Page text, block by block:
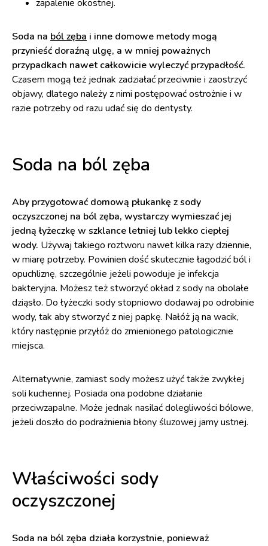
zapalenie okostnej.
Soda na ból zęba i inne domowe metody mogą
przynieść doraźną ulgę, a w mniej poważnych
przypadkach nawet całkowicie wyleczyć przypadłość.
Czasem mogą też jednak zadziałać przeciwnie i zaostrzyć
objawy, dlatego należy z nimi postępować ostrożnie i w
razie potrzeby od razu udać się do dentysty.
Soda na ból zęba
Aby przygotować domową płukankę z sody
oczyszczonej na ból zęba, wystarczy wymieszać jej
jedną łyżeczkę w szklance letniej lub lekko ciepłej
wody. Używaj takiego roztworu nawet kilka razy dziennie,
w miarę potrzeby. Powinien dość skutecznie łagodzić ból i
opuchliznę, szczególnie jeżeli powoduje je infekcja
bakteryjna. Możesz też stworzyć okład z sody na obolałe
dziąsło. Do łyżeczki sody stopniowo dodawaj po odrobinie
wody, tak aby stworzyć z niej papkę. Nałóż ją na wacik,
który następnie przyłóż do zmienionego patologicznie
miejsca.
Alternatywnie, zamiast sody możesz użyć także zwykłej
soli kuchennej. Posiada ona podobne działanie
przeciwzapalne. Może jednak nasilać dolegliwości bólowe,
jeżeli doszło do podrażnienia błony śluzowej jamy ustnej.
Właściwości sody
oczyszczonej
Soda na ból zęba działa korzystnie, ponieważ